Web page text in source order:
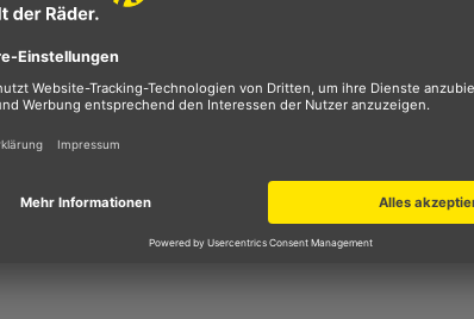
Mikrofaser gefertigt, um optimalen Halt und
zu können. Außerdem kommt zum Schutz vor
Tunnel Protection System zum Einsatz, eine
Der Bund ist für eine verbesserte Passform
sind die An- und Ausziehhilfe. Im Sinne
Natur Latex und die Logos aus kork statt Silikon-